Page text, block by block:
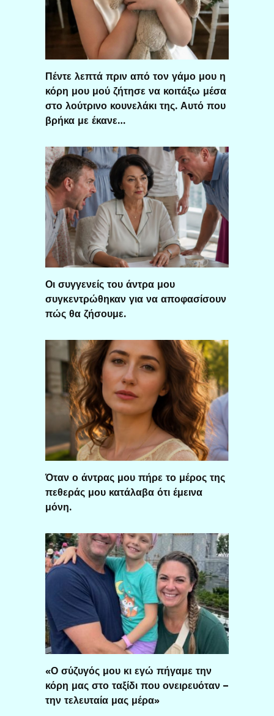
Πέντε λεπτά πριν από τον γάμο μου η
κόρη μου μού ζήτησε να κοιτάξω μέσα
στο λούτρινο κουνελάκι της. Αυτό που
βρήκα με έκανε…
Οι συγγενείς του άντρα μου
συγκεντρώθηκαν για να αποφασίσουν
πώς θα ζήσουμε.
Όταν ο άντρας μου πήρε το μέρος της
πεθεράς μου κατάλαβα ότι έμεινα
μόνη.
«Ο σύζυγός μου κι εγώ πήγαμε την
κόρη μας στο ταξίδι που ονειρευόταν –
την τελευταία μας μέρα»